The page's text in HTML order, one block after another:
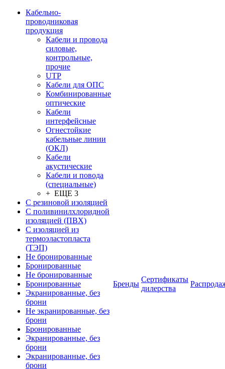
Кабельно-
проводниковая
продукция
Кабели и провода
силовые,
контрольные,
прочие
UTP
Кабели для ОПС
Комбинированные
оптические
Кабели
интерфейсные
Огнестойкие
кабельные линии
(ОКЛ)
Кабели
акустические
Кабели и повода
(специальные)
+ ЕЩЕ 3
С резиновой изоляцией
С поливинилхлоридной
изоляцией (ПВХ)
С изоляцией из
термоэластопласта
(ТЭП)
Не бронированные
Бронированные
Не бронированные
Бронированные
Экранированные, без
брони
Не экранированные, без
брони
Бронированные
Экранированные, без
брони
Экранированные, без
брони
Бренды
Сертификаты
дилерства